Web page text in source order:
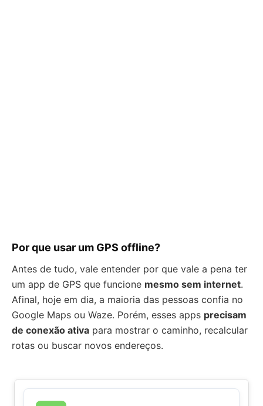
Por que usar um GPS offline?
Antes de tudo, vale entender por que vale a pena ter
um app de GPS que funcione mesmo sem internet.
Afinal, hoje em dia, a maioria das pessoas confia no
Google Maps ou Waze. Porém, esses apps precisam
de conexão ativa para mostrar o caminho, recalcular
rotas ou buscar novos endereços.